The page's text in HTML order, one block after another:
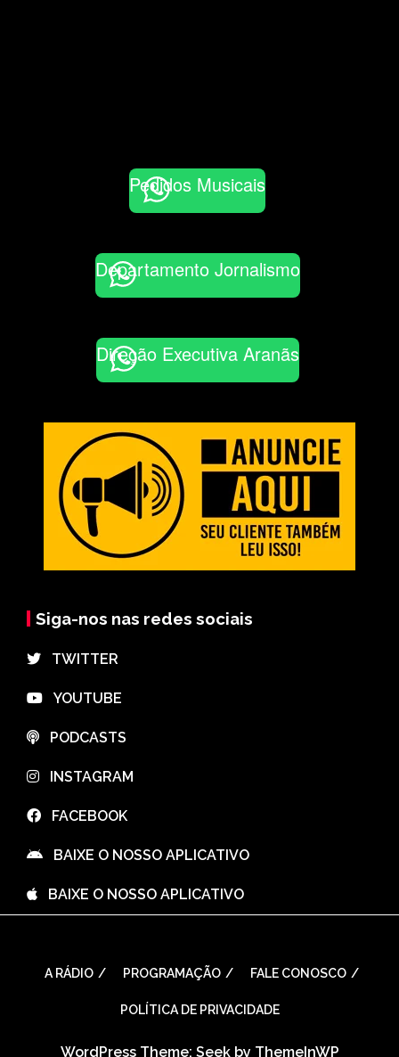
Pedidos Musicais
Departamento Jornalismo
Direção Executiva Aranãs
Siga-nos nas redes sociais
⠀TWITTER
⠀YOUTUBE
⠀PODCASTS
⠀INSTAGRAM
⠀FACEBOOK
⠀BAIXE O NOSSO APLICATIVO
⠀BAIXE O NOSSO APLICATIVO
A RÁDIO PROGRAMAÇÃO FALE CONOSCO
POLÍTICA DE PRIVACIDADE
WordPress Theme: Seek by ThemeInWP